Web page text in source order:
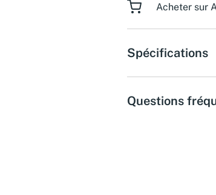
Acheter sur
Spécifications
Questions